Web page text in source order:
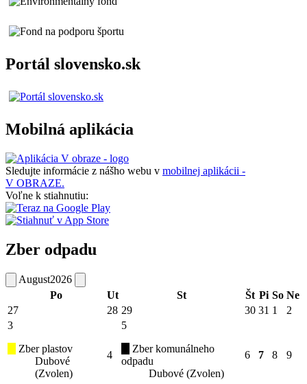
Portál slovensko.sk
Mobilná aplikácia
Sledujte informácie z nášho webu v mobilnej aplikácii -
V OBRAZE.
Voľne k stiahnutiu:
Zber odpadu
August2026
Po
Ut St Št Pi So Ne
27
28 29 30 31 1
2
3
Zber plastov
Dubové
(Zvolen)
4
5
Zber komunálneho
odpadu
Dubové (Zvolen)
6 7 8 9